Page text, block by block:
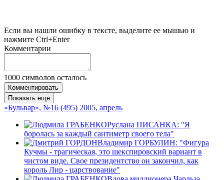
Если вы нашли ошибку в тексте, выделите ее мышью и
нажмите Ctrl+Enter
Комментарии
1000 символов осталось
Комментировать
Показать еще
«Бульвар», №16 (495) 2005, апрель
Руслана ПИСАНКА: "Я
боролась за каждый сантиметр своего тела"
Владимир ГОРБУЛИН: "Фигура
Кучмы - трагическая, это шекспировский вариант в
чистом виде. Свое президентство он закончил, как
король Лир - царствование"